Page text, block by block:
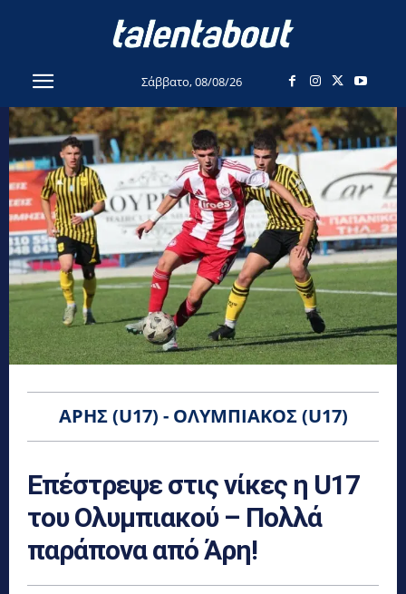
Σάββατο, 08/08/26
ΆΡΗΣ (U17) - ΟΛΥΜΠΙΑΚΌΣ (U17)
Επέστρεψε στις νίκες η U17
του Ολυμπιακού – Πολλά
παράπονα από Άρη!